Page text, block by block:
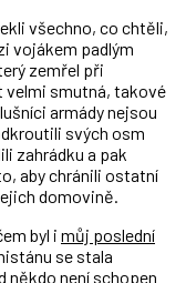
všechno, co chtěli,
vojákem padlým
zemřel při
velmi smutná, takové
armády nejsou
svých osm
zahrádku a pak
aby chránili ostatní
domovině.
byl i můj poslední
se stala
někdo není schopen